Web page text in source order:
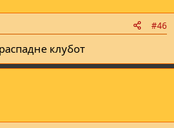
#46
клубот